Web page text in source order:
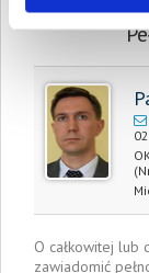
O całkowitej lub
zawiadomić